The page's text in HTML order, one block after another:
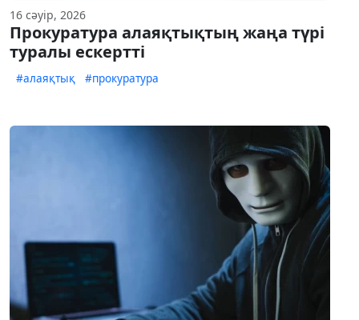
16 сәуір, 2026
Прокуратура алаяқтықтың жаңа түрі
туралы ескертті
#алаяқтық #прокуратура